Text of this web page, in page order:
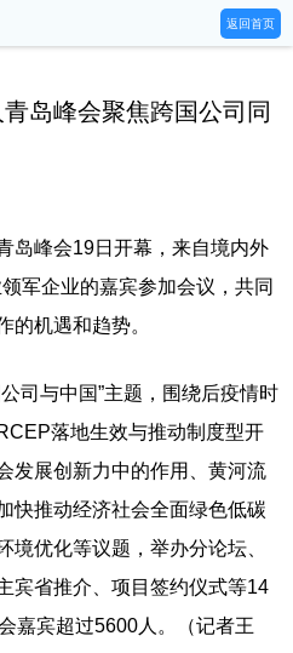
返回首页
岛峰会聚焦跨国公司同
峰会19日开幕，来自境内外
军企业的嘉宾参加会议，共同
的机遇和趋势。
与中国”主题，围绕后疫情时
落地生效与推动制度型开
发展创新力中的作用、黄河流
快推动经济社会全面绿色低碳
境优化等议题，举办分论坛、
宾省推介、项目签约仪式等14
嘉宾超过5600人。（记者王